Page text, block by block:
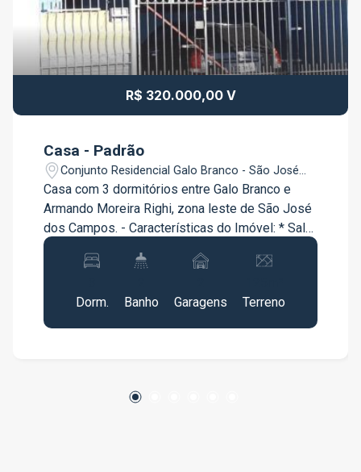
R$ 320.000,00 V
Casa - Padrão
Conjunto Residencial Galo Branco - São José
dos Campos/SP
Casa com 3 dormitórios entre Galo Branco e
Armando Moreira Righi, zona leste de São José
dos Campos. - Características do Imóvel: * Sala;
* Cozinha; * Copa; * Área de serviço; * 3
dormitórios; * 2 banheiros; * 2 vagas de
superior, preparada para churrasqueira e
banheiro.
Dorm.
Banho
Garagens
Terreno